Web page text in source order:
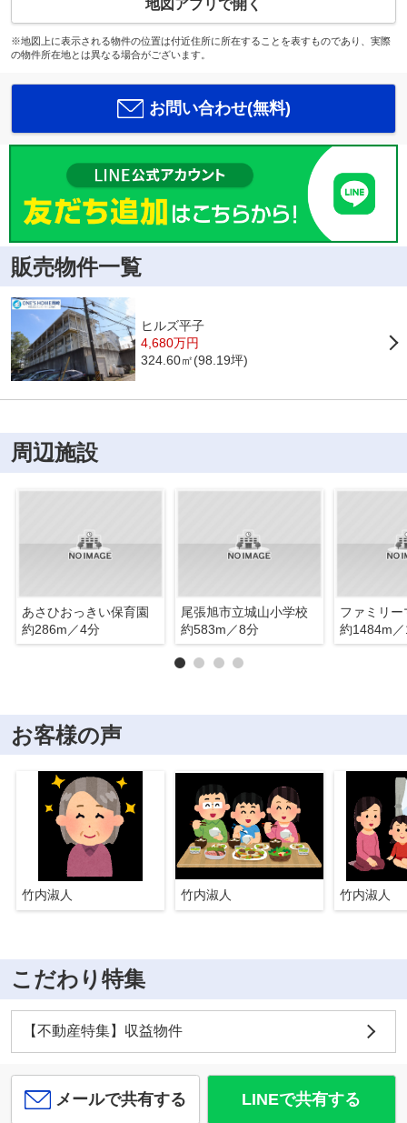
地図アプリで開く
※地図上に表示される物件の位置は付近住所に所在することを表すものであり、実際
の物件所在地とは異なる場合がございます。
お問い合わせ(無料)
販売物件一覧
ヒルズ平子
4,680万円
324.60㎡(98.19坪)
周辺施設
あさひおっきい保育園
約286m／4分
尾張旭市立城山小学校
約583m／8分
約1484m
お客様の声
竹内淑人 竹内淑人 竹内淑人
こだわり特集
【不動産特集】収益物件
メールで共有する LINEで共有する